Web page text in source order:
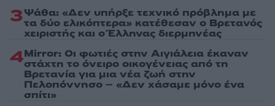
3Ψάθα: «Δεν υπήρξε τεχνικό πρόβλημα με
τα δύο ελικόπτερα» κατέθεσαν ο Βρετανός
χειριστής και ο Έλληνας διερμηνέας
4Mirror: Οι φωτιές στην Αιγιάλεια έκαναν
στάχτη το όνειρο οικογένειας από τη
Βρετανία για μια νέα ζωή στην
Πελοπόννησο – «Δεν χάσαμε μόνο ένα
σπίτι»